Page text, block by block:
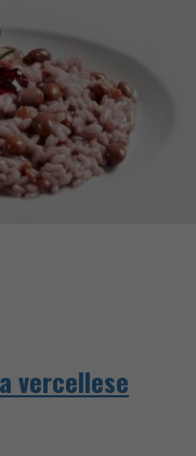
vercellese